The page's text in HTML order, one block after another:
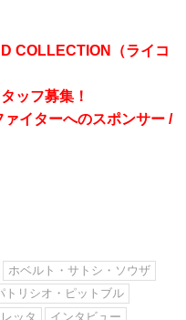
COLLECTION（ライコ
ッフ募集！
イターへのスポンサー /
ホベルト・サトシ・ソウザ
トリシオ・ピットブル
ッタ インタビュー